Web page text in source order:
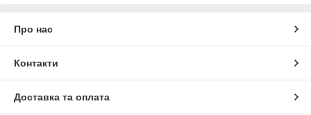
Про нас
Контакти
Доставка та оплата